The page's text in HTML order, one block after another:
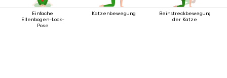
Einfache
Ellenbogen-Lock-
Pose
Katzenbewegung
Beinstreckbewegung
der Katze